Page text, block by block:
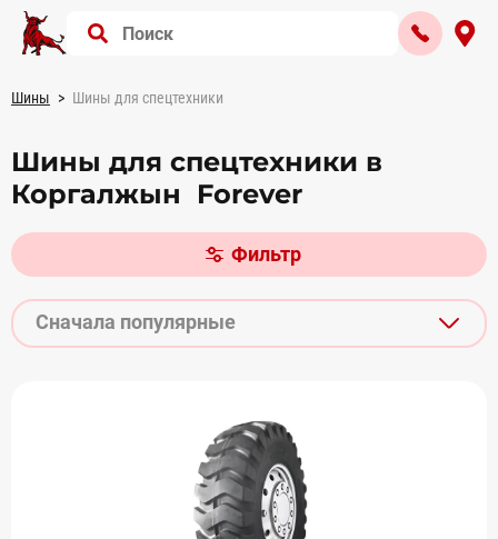
Шины Шины для спецтехники
Шины для спецтехники в
Коргалжын Forever
Фильтр
Сначала популярные